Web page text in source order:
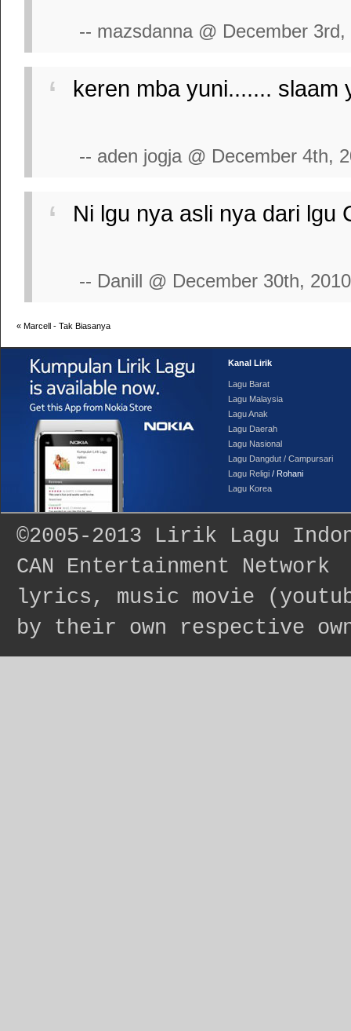
-- mazsdanna @ December 3rd,
keren mba yuni.......
-- aden jogja @ December 4th,
Ni lgu nya asli nya dari lgu
-- Danill @ December 30th, 2010
« Marcell - Tak Biasanya
Kanal Lirik
Lagu Barat
Lagu Malaysia
Lagu Anak
Lagu Daerah
Lagu Nasional
Lagu Dangdut / Campursari
Lagu Religi / Rohani
Lagu Korea
©2005-2013 Lirik Lagu
CAN Entertainment Network
lyrics, music movie
by their own respective